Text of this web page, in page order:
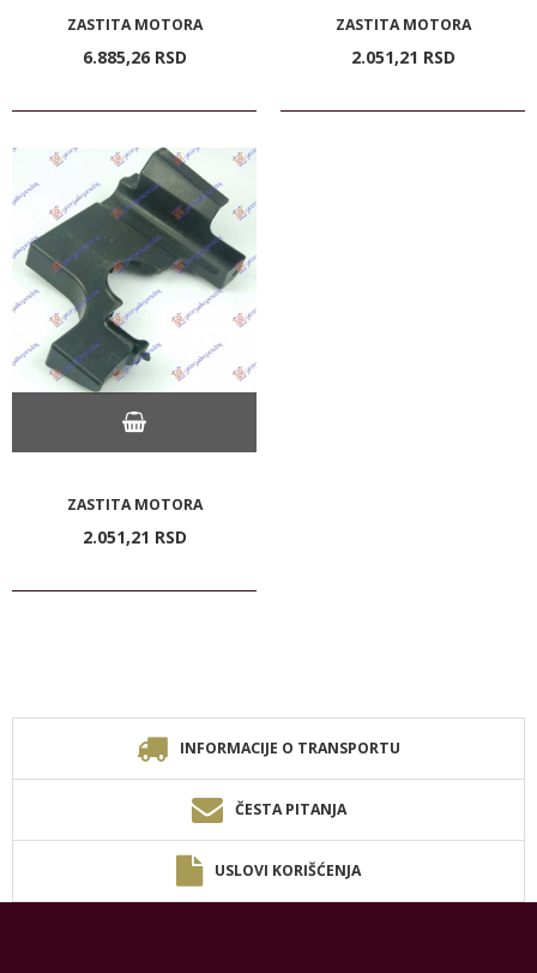
ZASTITA MOTORA
6.885,26 RSD
ZASTITA MOTORA
2.051,21 RSD
ZASTITA MOTORA
2.051,21 RSD
INFORMACIJE O TRANSPORTU
ČESTA PITANJA
USLOVI KORIŠĆENJA